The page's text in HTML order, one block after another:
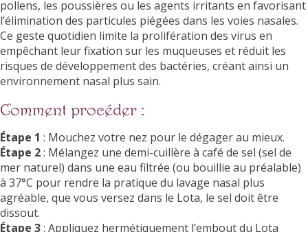
pollens, les poussières ou les agents irritants en favorisant
l’élimination des particules piégées dans les voies nasales.
Ce geste quotidien limite la prolifération des virus en
empêchant leur fixation sur les muqueuses et réduit les
risques de développement des bactéries, créant ainsi un
environnement nasal plus sain.
Comment procéder :
Étape 1 : Mouchez votre nez pour le dégager au mieux.
Étape 2: Mélangez une demi-cuillère à café de sel (sel de
mer naturel) dans une eau filtrée (ou bouillie au préalable)
à 37°C pour rendre la pratique du lavage nasal plus
agréable, que vous versez dans le Lota, le sel doit être
dissout.
Étape 3: Appliquez hermétiquement l’embout du Lota